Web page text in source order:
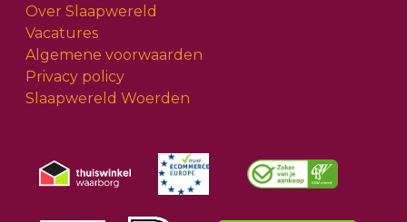
Over Slaapwereld
Vacatures
Algemene voorwaarden
Privacy policy
Slaapwereld Woerden